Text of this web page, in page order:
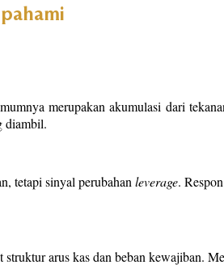
merupakan akumulasi dari
diambil.
tetapi sinyal perubahan leverage.
arus kas dan beban kewajiban.